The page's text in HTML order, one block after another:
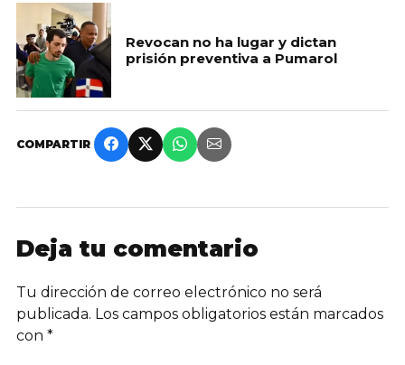
Revocan no ha lugar y dictan
prisión preventiva a Pumarol
COMPARTIR
Deja tu comentario
Tu dirección de correo electrónico no será
publicada. Los campos obligatorios están marcados
con *